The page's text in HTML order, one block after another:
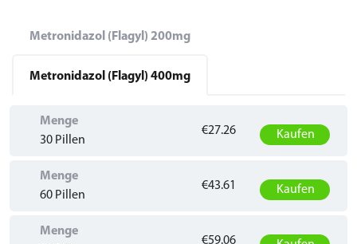
Metronidazol (Flagyl) 200mg
Metronidazol (Flagyl) 400mg
Menge
30 Pillen
€27.26 Kaufen
Menge
60 Pillen
€43.61 Kaufen
Menge
€59.06